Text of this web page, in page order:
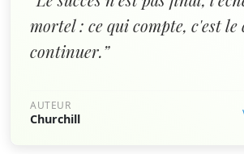
mortel : ce qui compte, c'est le
continuer.”
AUTEUR
Churchill